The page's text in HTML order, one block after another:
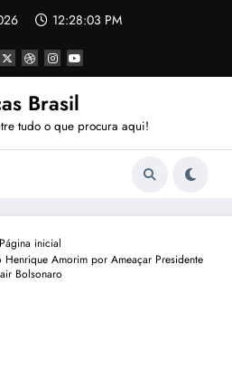
12:28:03 PM
Brasil
tudo o que procura aqui!
Página inicial
Henrique Amorim por Ameaçar Presidente
Bolsonaro